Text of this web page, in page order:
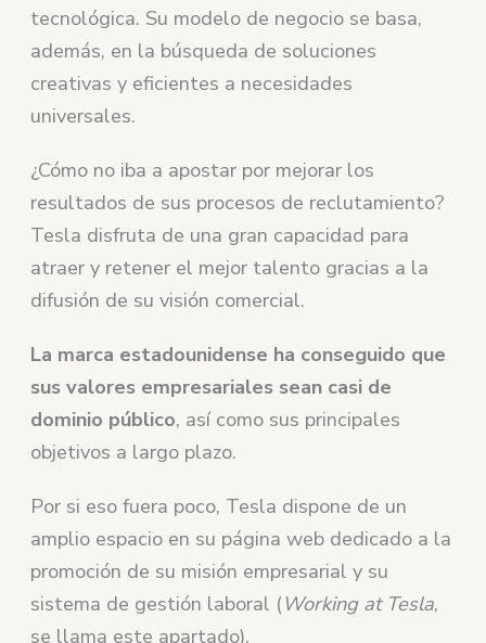
tecnológica. Su modelo de negocio se basa,
además, en la búsqueda de soluciones
creativas y eficientes a necesidades
universales.
¿Cómo no iba a apostar por mejorar los
resultados de sus procesos de reclutamiento?
Tesla disfruta de una gran capacidad para
atraer y retener el mejor talento gracias a la
difusión de su visión comercial.
La marca estadounidense ha conseguido que
sus valores empresariales sean casi de
dominio público, así como sus principales
objetivos a largo plazo.
Por si eso fuera poco, Tesla dispone de un
amplio espacio en su página web dedicado a la
promoción de su misión empresarial y su
sistema de gestión laboral ( Working at Tesla,
se llama este apartado).